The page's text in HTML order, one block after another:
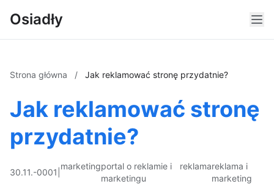
Osiadły
Strona główna / Jak reklamować stronę przydatnie?
Jak reklamować stronę
przydatnie?
30.11.-0001
marketingportal o reklamie i
marketingu
reklamareklama i
marketing